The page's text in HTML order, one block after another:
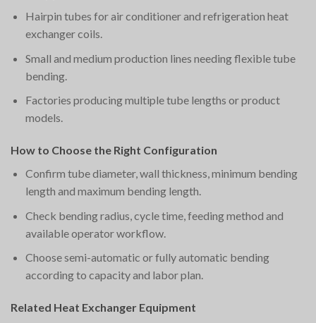
Hairpin tubes for air conditioner and refrigeration heat
exchanger coils.
Small and medium production lines needing flexible tube
bending.
Factories producing multiple tube lengths or product
models.
How to Choose the Right Configuration
Confirm tube diameter, wall thickness, minimum bending
length and maximum bending length.
Check bending radius, cycle time, feeding method and
available operator workflow.
Choose semi-automatic or fully automatic bending
according to capacity and labor plan.
Related Heat Exchanger Equipment